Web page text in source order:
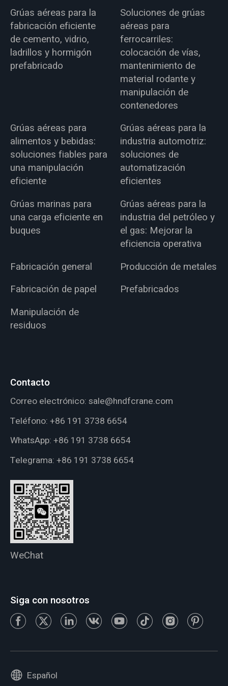
Grúas aéreas para la
fabricación eficiente
de cemento, vidrio,
ladrillos y hormigón
prefabricado
Soluciones de grúas
aéreas para
ferrocarriles:
colocación de vías,
mantenimiento de
material rodante y
manipulación de
contenedores
Grúas aéreas para
alimentos y bebidas:
soluciones fiables para
una manipulación
eficiente
Grúas aéreas para la
industria automotriz:
soluciones de
automatización
eficientes
Grúas marinas para
una carga eficiente en
buques
Grúas aéreas para la
industria del petróleo y
el gas: Mejorar la
eficiencia operativa
Fabricación general
Producción de metales
Fabricación de papel
Prefabricados
Manipulación de
residuos
Contacto
Correo electrónico: sale@hndfcrane.com
Teléfono: +86 191 3738 6654
WhatsApp: +86 191 3738 6654
Telegrama: +86 191 3738 6654
WeChat
Siga con nosotros
Español